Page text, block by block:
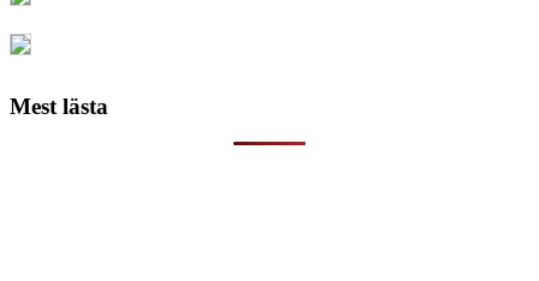
Mest lästa